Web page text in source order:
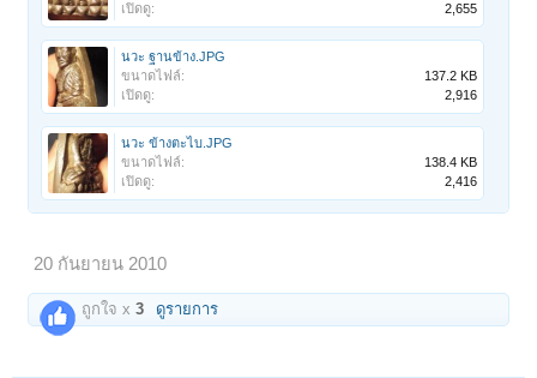
เปิดดู:
2,655
นวะ ฐานข้าง.JPG
ขนาดไฟล์:
137.2 KB
เปิดดู:
2,916
นวะ ข้างตะไบ.JPG
ขนาดไฟล์:
138.4 KB
เปิดดู:
2,416
20 กันยายน 2010
ถูกใจ x3 ดูรายการ